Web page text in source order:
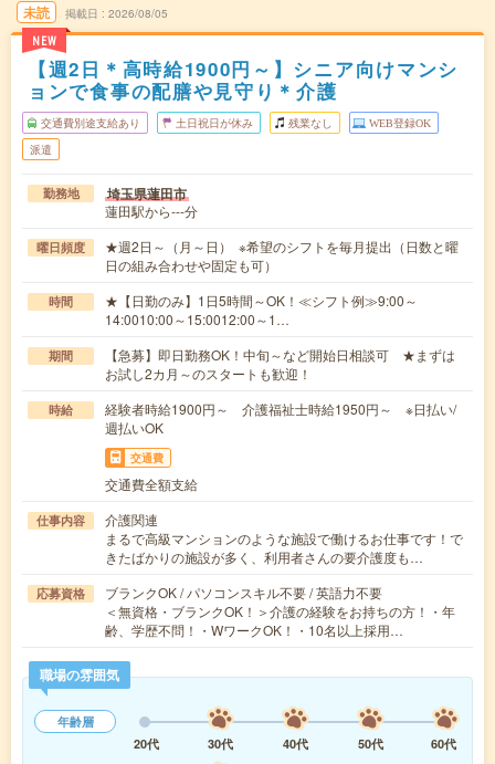
未読
NEW
掲載日 2026/08/05
【週2日＊高時給1900円～】シニア向けマンシ
ョンで食事の配膳や見守り＊介護
交通費別途支給あり 土日祝日が休み 残業なし WEB登録OK
派遣
勤務地 埼玉県蓮田市
蓮田駅から---分
曜日頻度
★週2日～（月～日） ※希望のシフトを毎月提出（日数と曜
日の組み合わせや固定も可）
時間
★【日勤のみ】1日5時間～OK！≪シフト例≫9:00～
14:0010:00～15:0012:00～1…
期間
【急募】即日勤務OK！中旬～など開始日相談可 ★まずは
お試し2カ月～のスタートも歓迎！
時給
経験者時給1900円～ 介護福祉士時給1950円～ ※日払い/
週払いOK
交通費
交通費全額支給
仕事内容
介護関連
まるで高級マンションのような施設で働けるお仕事です！で
きたばかりの施設が多く、利用者さんの要介護度も…
応募資格
ブランクOK / パソコンスキル不要 / 英語力不要
＜無資格・ブランクOK！＞介護の経験をお持ちの方！・年
齢、学歴不問！・WワークOK！・10名以上採用…
職場の雰囲気
年齢層
20代
30代 40代 50代 60代